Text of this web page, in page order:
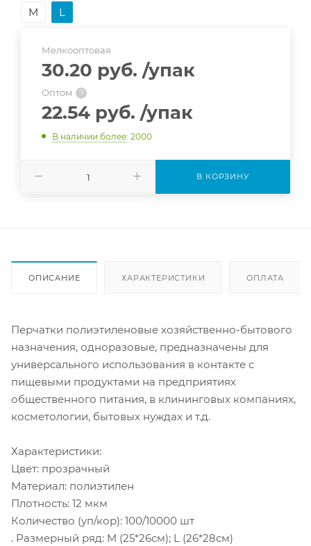
M
L
Мелкооптовая
30.20 руб. /упак
Оптом ?
22.54 руб. /упак
В наличии более: 2000
В КОРЗИНУ
ОПИСАНИЕ ХАРАКТЕРИСТИКИ ОПЛАТА
Перчатки полиэтиленовые хозяйственно-бытового
назначения, одноразовые, предназначены для
универсального использования в контакте с
пищевыми продуктами на предприятиях
общественного питания, в клининговых компаниях,
косметологии, бытовых нуждах и т.д.
Характеристики:
Цвет: прозрачный
Материал: полиэтилен
Плотность: 12 мкм
Количество (уп/кор): 100/10000 шт
. Размерный ряд: M (25*26см); L (26*28см)